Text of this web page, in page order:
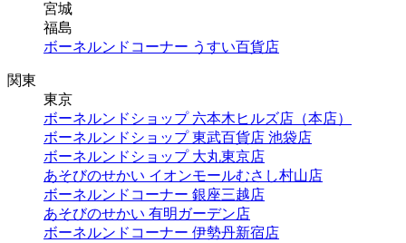
宮城
福島
ボーネルンドコーナー うすい百貨店
関東
東京
ボーネルンドショップ 六本木ヒルズ店（本店）
ボーネルンドショップ 東武百貨店 池袋店
ボーネルンドショップ 大丸東京店
あそびのせかい イオンモールむさし村山店
ボーネルンドコーナー 銀座三越店
あそびのせかい 有明ガーデン店
ボーネルンドコーナー 伊勢丹新宿店